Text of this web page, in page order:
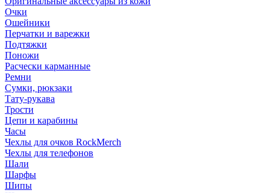
Очки
Ошейники
Перчатки и варежки
Подтяжки
Поножи
Расчески карманные
Ремни
Сумки, рюкзаки
Тату-рукава
Трости
Цепи и карабины
Часы
Чехлы для очков RockMerch
Чехлы для телефонов
Шали
Шарфы
Шипы